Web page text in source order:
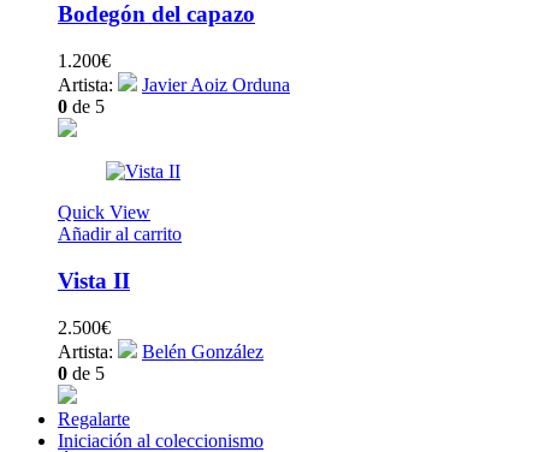
Bodegón del capazo
1.200€
Artista:
Javier Aoiz Orduna
0 de 5
Quick View
Añadir al carrito
Vista II
2.500€
Artista:
Belén González
0 de 5
Regalarte
Iniciación al coleccionismo